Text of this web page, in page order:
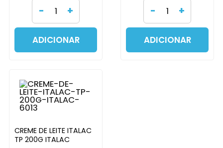
- +
ADICIONAR
- +
ADICIONAR
CREME DE LEITE ITALAC
TP 200G ITALAC